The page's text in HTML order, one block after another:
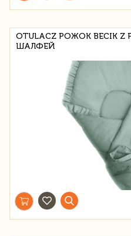
OTULACZ РОЖОК BECIK Z
ШАЛФЕЙ